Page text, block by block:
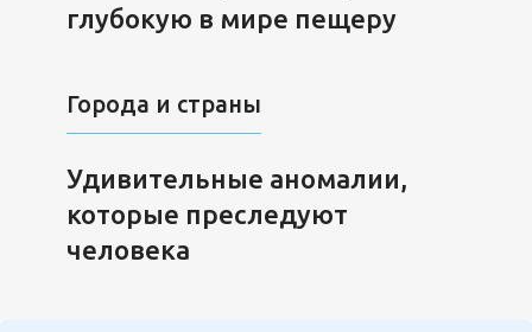
глубокую в мире пещеру
Города и страны
Удивительные аномалии,
которые преследуют
человека